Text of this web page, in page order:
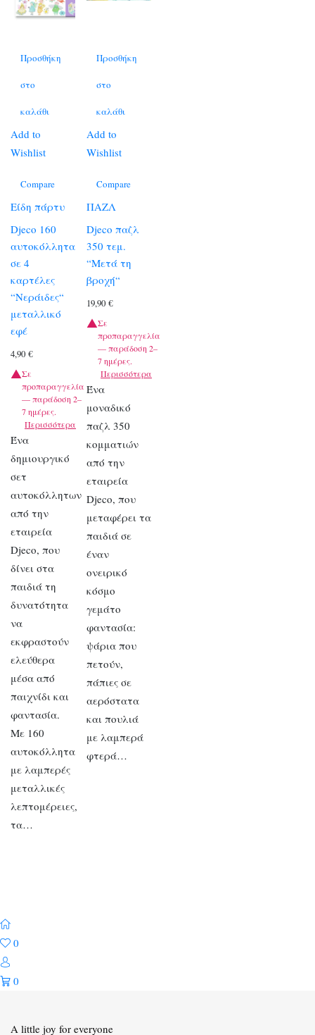
Προσθήκη
στο
καλάθι
Add to
Wishlist
Compare
Είδη πάρτυ
Djeco 160
αυτοκόλλητα
σε 4
καρτέλες
“Νεράιδες“
μεταλλικό
εφέ
4,90 €
Σε
προπαραγγελία
— παράδοση 2–
7 ημέρες.
Περισσότερα
Ένα
δημιουργικό
σετ
αυτοκόλλητων
από την
εταιρεία
Djeco, που
δίνει στα
παιδιά τη
δυνατότητα
να
εκφραστούν
ελεύθερα
μέσα από
παιχνίδι και
φαντασία.
Με 160
αυτοκόλλητα
με λαμπερές
μεταλλικές
λεπτομέρειες,
τα…
Προσθήκη
στο
καλάθι
Add to
Wishlist
Compare
ΠΑΖΛ
Djeco παζλ
350 τεμ.
“Μετά τη
βροχή“
19,90€
Σε
προπαραγγελία
— παράδοση 2–
7 ημέρες.
Περισσότερα
Ένα
μοναδικό
παζλ 350
κομματιών
από την
εταιρεία
Djeco, που
μεταφέρει τα
παιδιά σε
έναν
ονειρικό
κόσμο
γεμάτο
φαντασία:
ψάρια που
πετούν,
πάπιες σε
αερόστατα
και πουλιά
με λαμπερά
φτερά…
0
0
A little joy for everyone